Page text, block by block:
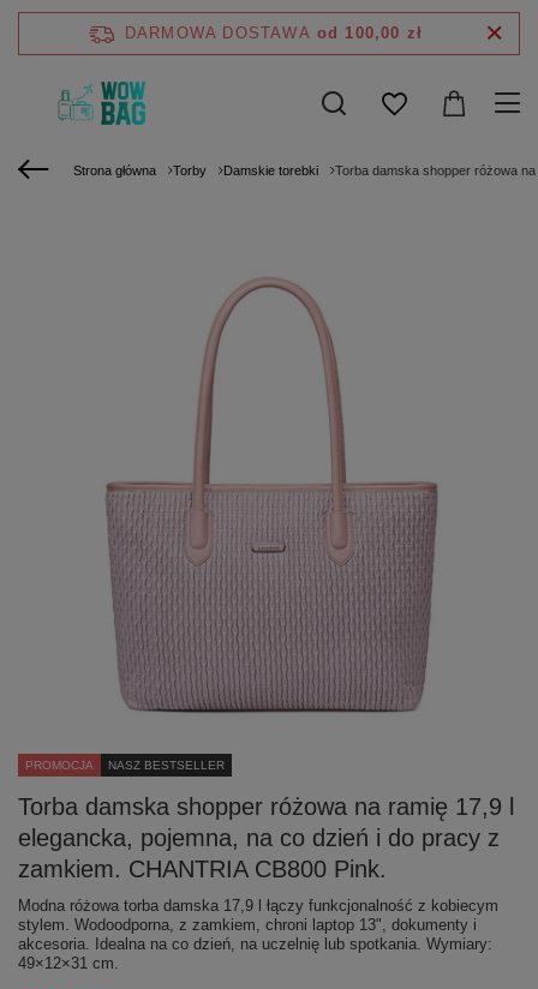
DARMOWA DOSTAWA od 100,00 zł
Strona główna Torby Damskie torebki Torba damska shopper różowa
PROMOCJA NASZ BESTSELLER
Torba damska shopper różowa na ramię 17,9 l
elegancka, pojemna, na co dzień i do pracy z
zamkiem. CHANTRIA CB800 Pink.
Modna różowa torba damska 17,9 l łączy funkcjonalność z kobiecym
stylem. Wodoodporna, z zamkiem, chroni laptop 13", dokumenty i
akcesoria. Idealna na co dzień, na uczelnię lub spotkania. Wymiary:
49×12×31 cm.